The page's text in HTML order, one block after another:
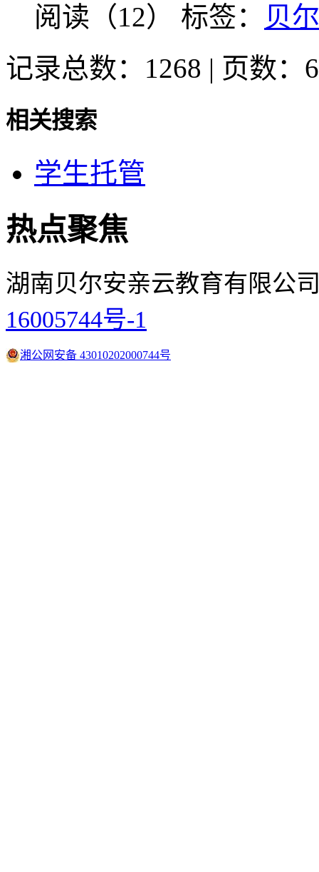
阅读（12） 标签：
贝
记录总数：1268 | 页数：
相关搜索
学生托管
热点聚焦
湖南贝尔安亲云教育有限公
16005744号-1
湘公网安备 43010202000744号